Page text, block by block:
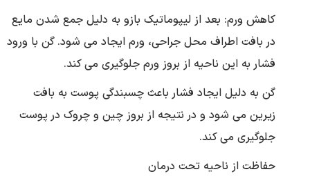
کاهش ورم: بعد از لیپوماتیک بازو به دلیل جمع شدن مایع
در بافت اطراف محل جراحی، ورم ایجاد می شود. گن با ورود
فشار به این ناحیه از بروز ورم جلوگیری می کند.
گن به دلیل ایجاد فشار باعث چسبندگی پوست به بافت
زیرین می شود و در نتیجه از بروز چین و چروک در پوست
جلوگیری می کند.
حفاظت از ناحیه تحت درمان